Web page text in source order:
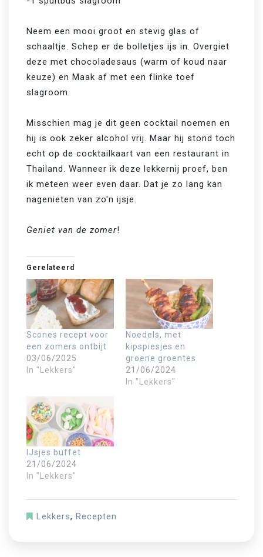
Neem een mooi groot en stevig glas of
schaaltje. Schep er de bolletjes ijs in. Overgiet
deze met chocoladesaus (warm of koud naar
keuze) en Maak af met een flinke toef
slagroom.
Misschien mag je dit geen cocktail noemen en
hij is ook zeker alcohol vrij. Maar hij stond toch
echt op de cocktailkaart van een restaurant in
Thailand. Wanneer ik deze lekkernij proef, ben
ik meteen weer even daar. Dat je zo lang kan
nagenieten van zo'n ijsje.
Geniet van de zomer!
Gerelateerd
Scones recept voor
een zomers ontbijt
03/06/2025
In "Lekkers"
Noedels, met
kipspiesjes en
groene groentes
21/06/2024
In "Lekkers"
IJsjes buffet
21/06/2024
In "Lekkers"
Lekkers, Recepten